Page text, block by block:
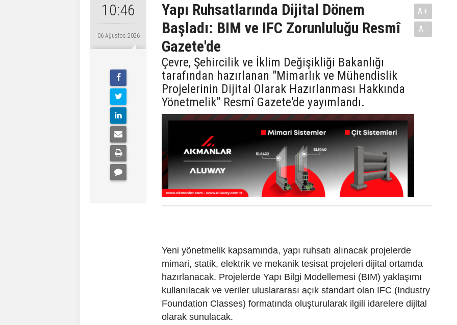
10:46
06 Ağustos 2026
Yapı Ruhsatlarında Dijital Dönem
Başladı: BIM ve IFC Zorunluluğu Resmî
Gazete'de
Çevre, Şehircilik ve İklim Değişikliği Bakanlığı
tarafından hazırlanan "Mimarlık ve Mühendislik
Projelerinin Dijital Olarak Hazırlanması Hakkında
Yönetmelik" Resmî Gazete'de yayımlandı.
A+
A-
Yeni yönetmelik kapsamında, yapı ruhsatı alınacak projelerde
mimari, statik, elektrik ve mekanik tesisat projeleri dijital ortamda
hazırlanacak. Projelerde Yapı Bilgi Modellemesi (BIM) yaklaşımı
kullanılacak ve veriler uluslararası açık standart olan IFC (Industry
Foundation Classes) formatında oluşturularak ilgili idarelere dijital
olarak sunulacak.